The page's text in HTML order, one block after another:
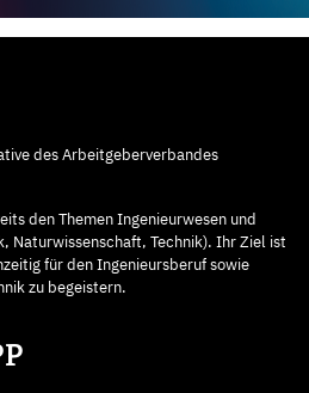
des Arbeitgeberverbandes
den Themen Ingenieurwesen und
Naturwissenschaft, Technik). Ihr Ziel ist
für den Ingenieursberuf sowie
zu begeistern.